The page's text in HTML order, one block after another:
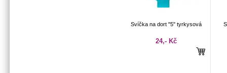
Svíčka na dort "5" tyrkysová
24,- Kč